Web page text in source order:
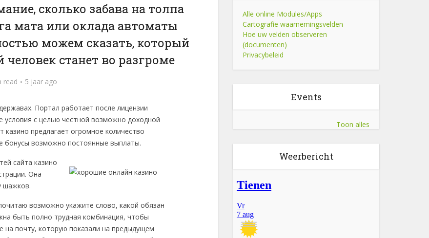
сколько забава на толпа
мата или оклада автоматы
можем сказать, который
станет во разгроме
read 5 jaar ago
Портал работает после лицензии
условия с целью честной возможно доходной
казино предлагает огромное количество
бонусы возможно постоянные выплаты.
сайта казино
Она
шажков.
возможно укажите слово, какой обязан
быть полно трудная комбинация, чтобы
на почту, которую показали на предыдущем
Alle online Modules/Apps
Cartografie waarnemingsvelden
Hoe uw velden observeren
(documenten)
Privacybeleid
Events
Toon alles
Weerbericht